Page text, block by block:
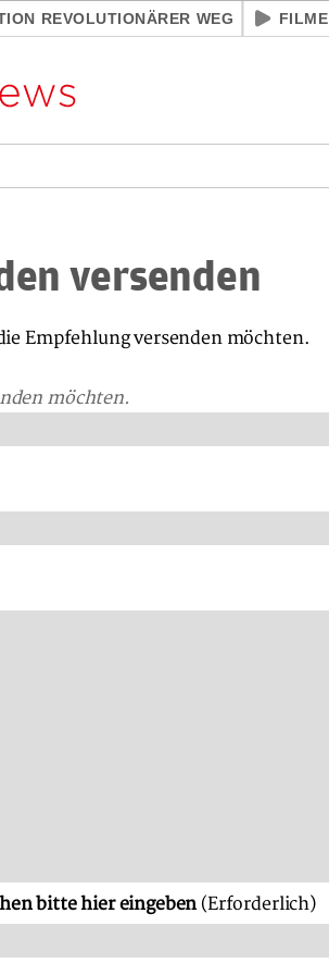
REVOLUTIONÄRER WEG FILME
versenden
Empfehlung versenden möchten.
möchten.
bitte hier eingeben (Erforderlich)